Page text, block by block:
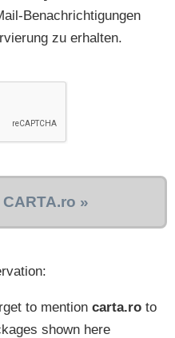
Benachrichtigungen
zu erhalten.
»
to mention carta.ro to
shown here